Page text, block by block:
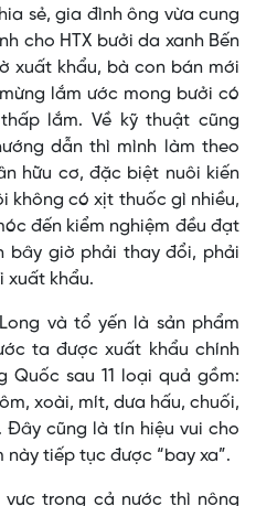
sẻ, gia đình ông vừa cung
cho HTX bưởi da xanh Bến
xuất khẩu, bà con bán mới
lắm ước mong bưởi có
lắm. Về kỹ thuật cũng
dẫn thì mình làm theo
hữu cơ, đặc biệt nuôi kiến
không có xịt thuốc gì nhiều,
đến kiểm nghiệm đều đạt
bây giờ phải thay đổi, phải
xuất khẩu.
và tổ yến là sản phẩm
ta được xuất khẩu chính
Quốc sau 11 loại quả gồm:
xoài, mít, dưa hấu, chuối,
Đây cũng là tín hiệu vui cho
tiếp tục được “bay xa”.
vực trong cả nước thì nông